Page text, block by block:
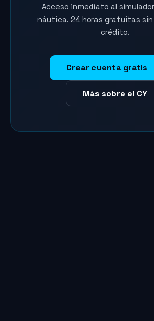
Acceso inmediato al
náutica. 24 horas gratuitas
crédito.
Crear cuenta gratis
Más sobre el CY